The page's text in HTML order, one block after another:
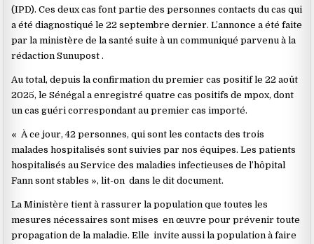
(IPD). Ces deux cas font partie des personnes contacts du cas qui
a été diagnostiqué le 22 septembre dernier. L’annonce a été faite
par la ministère de la santé suite à un communiqué parvenu à la
rédaction Sunupost .
Au total, depuis la confirmation du premier cas positif le 22 août
2025, le Sénégal a enregistré quatre cas positifs de mpox, dont
un cas guéri correspondant au premier cas importé.
« À ce jour, 42 personnes, qui sont les contacts des trois
malades hospitalisés sont suivies par nos équipes. Les patients
hospitalisés au Service des maladies infectieuses de l’hôpital
Fann sont stables », lit-on dans le dit document.
La Ministère tient à rassurer la population que toutes les
mesures nécessaires sont mises en œuvre pour prévenir toute
propagation de la maladie. Elle invite aussi la population à faire